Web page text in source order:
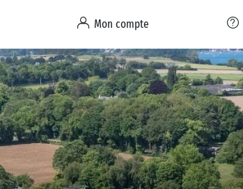
Mon compte